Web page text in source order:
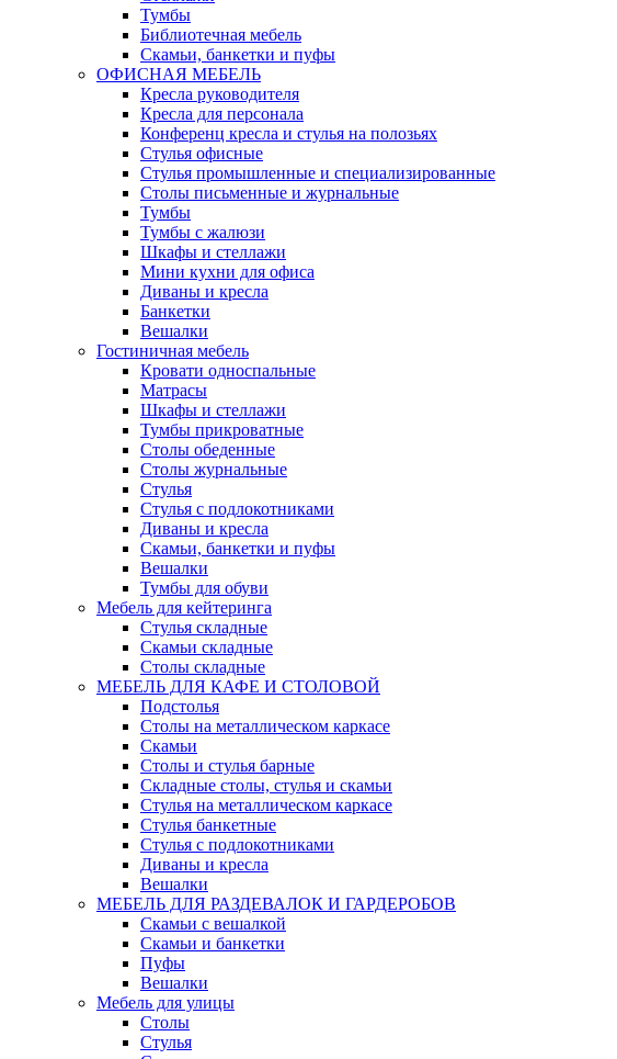
Тумбы
Библиотечная мебель
Скамьи, банкетки и пуфы
ОФИСНАЯ МЕБЕЛЬ
Кресла руководителя
Кресла для персонала
Конференц кресла и стулья на полозьях
Стулья офисные
Стулья промышленные и специализированные
Столы письменные и журнальные
Тумбы
Тумбы с жалюзи
Шкафы и стеллажи
Мини кухни для офиса
Диваны и кресла
Банкетки
Вешалки
Гостиничная мебель
Кровати односпальные
Матрасы
Шкафы и стеллажи
Тумбы прикроватные
Столы обеденные
Столы журнальные
Стулья
Стулья с подлокотниками
Диваны и кресла
Скамьи, банкетки и пуфы
Вешалки
Тумбы для обуви
Мебель для кейтеринга
Стулья складные
Скамьи складные
Столы складные
МЕБЕЛЬ ДЛЯ КАФЕ И СТОЛОВОЙ
Подстолья
Столы на металлическом каркасе
Скамьи
Столы и стулья барные
Складные столы, стулья и скамьи
Стулья на металлическом каркасе
Стулья банкетные
Стулья с подлокотниками
Диваны и кресла
Вешалки
МЕБЕЛЬ ДЛЯ РАЗДЕВАЛОК И ГАРДЕРОБОВ
Скамьи с вешалкой
Скамьи и банкетки
Пуфы
Вешалки
Мебель для улицы
Столы
Стулья